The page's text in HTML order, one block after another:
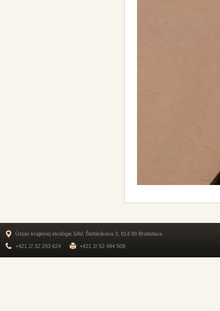
Ústav krajinnej ekológie SAV, Štefánikova 3, 814 99 Bratislava
+421 2/ 32 293 624 +421 2/ 52 494 508